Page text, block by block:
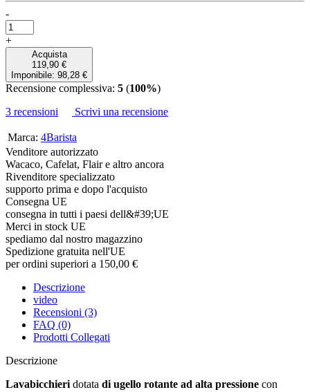
-
+
Acquista
119,90 €
Imponibile: 98,28 €
Recensione complessiva: 5 (100%)
3 recensioni
Scrivi una recensione
Marca: 4Barista
Venditore autorizzato
Wacaco, Cafelat, Flair e altro ancora
Rivenditore specializzato
supporto prima e dopo l'acquisto
Consegna UE
consegna in tutti i paesi dell&#39;UE
Merci in stock UE
spediamo dal nostro magazzino
Spedizione gratuita nell'UE
per ordini superiori a 150,00 €
Descrizione
video
Recensioni (3)
FAQ (0)
Prodotti Collegati
Descrizione
Lavabicchieri dotata di ugello rotante ad alta pressione con